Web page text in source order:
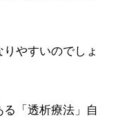
やすいのでしょ
「透析療法」自